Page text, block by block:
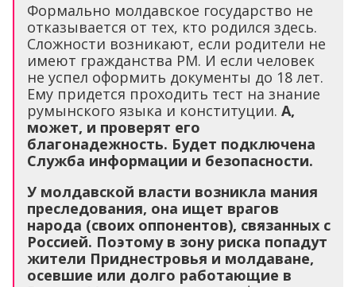
Формально молдавское государство не
отказывается от тех, кто родился здесь.
Сложности возникают, если родители не
имеют гражданства РМ. И если человек
не успел оформить документы до 18 лет.
Ему придется проходить тест на знание
румынского языка и конституции. А,
может, и проверят его
благонадежность. Будет подключена
Служба информации и безопасности.
У молдавской власти возникла мания
преследования, она ищет врагов
народа (своих оппонентов), связанных с
Россией. Поэтому в зону риска попадут
жители Приднестровья и молдаване,
осевшие или долго работающие в